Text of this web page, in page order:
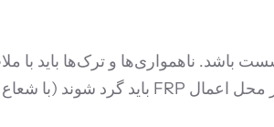
باشد. ناهمواری‌ها و ترک‌ها باید با